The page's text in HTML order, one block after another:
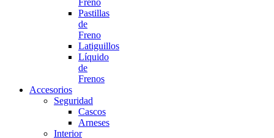
Freno
Pastillas
de
Freno
Latiguillos
Líquido
de
Frenos
Accesorios
Seguridad
Cascos
Arneses
Interior